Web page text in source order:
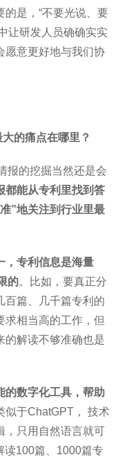
的是，“不要光说、要
让研发人员确确实实
愿意更好地与我们协
的痛点在哪里？
报的挖掘当然还是会
都能从专利里找到答
”地关注到行业里最
，专利信息是海量
的。比如，要真正分
百篇、几千篇专利的
求相当高的工作，但
的解读不够准确也是
的数字化工具，帮助
似于ChatGPT， 技术
，只用自然语言就可
读100篇、1000篇专